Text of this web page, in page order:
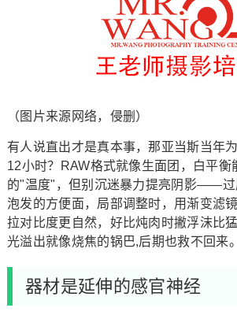
（图片来源网络，侵删）
有人说直出才是真本事，那亚当斯当年
12小时？RAW格式就像生面团，白平衡
的"温度"，但别沉迷暴力提亮阴影——过
泡发的方便面，局部调整时，用渐变滤
拉对比度更自然，好比炖肉时撇浮沫比
光溢出就像烧焦的锅巴,后期也救不回来。
器材是延伸的感官神经